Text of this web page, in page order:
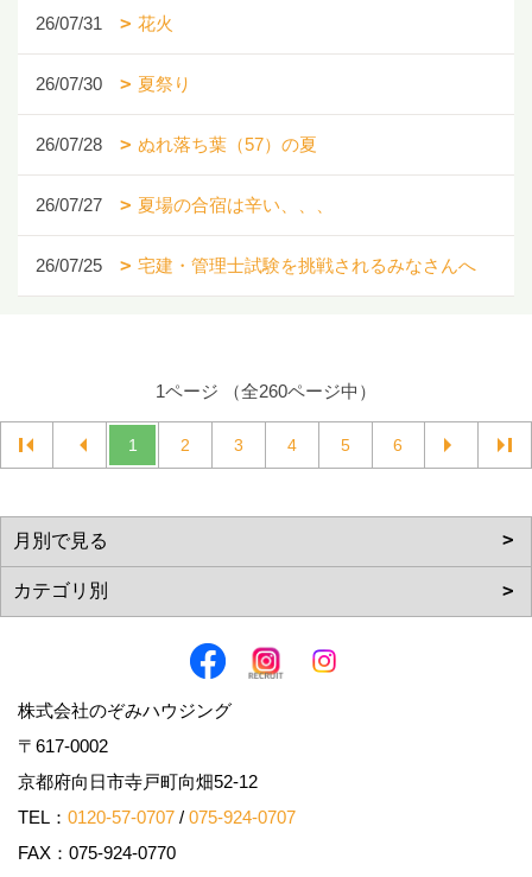
26/07/31 花火
26/07/30 夏祭り
26/07/28 ぬれ落ち葉（57）の夏
26/07/27 夏場の合宿は辛い、、、
26/07/25 宅建・管理士試験を挑戦されるみなさんへ
1ページ （全260ページ中）
1 2 3 4 5 6
株式会社のぞみハウジング
〒617-0002
京都府向日市寺戸町向畑52-12
TEL： 0120-57-0707 / 075-924-0707
FAX：075-924-0770